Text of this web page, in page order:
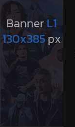
การ์ตูน
ดูซีรี่ย์ 2025